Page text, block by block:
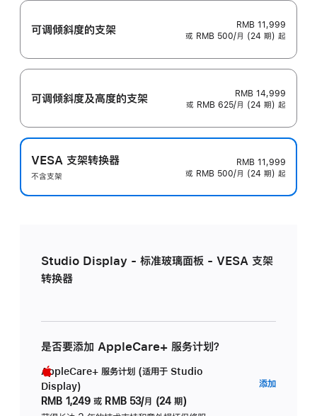
可调倾斜度的支架
RMB 11,999
或 RMB 500/月 (24 期) 起
可调倾斜度及高‍度的支‍架
RMB 14,999
或 RMB 625/月 (24 期) 起
VESA 支架转换器
不含支架
RMB 11,999
或 RMB 500/月 (24 期) 起
Studio Display - 标准玻璃面板 - VESA 支架
转换器
是否要添加 AppleCare+ 服务计划？
AppleCare+ 服务计划 (适用于 Studio
Display)
RMB 1,249 或 RMB 53/月 (24 期)
添加